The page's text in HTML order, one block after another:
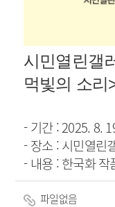
시민열린갤
먹빛의 소리
- 기간 : 2025. 8.
- 장소 : 시민열린
- 내용 : 한국화 작
파일없음